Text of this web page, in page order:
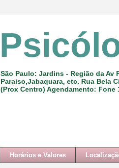
São Paulo: Jardins - Região da Av
Paraiso,Jabaquara, etc. Rua Bela
(Prox Centro) Agendamento: Fone
Horários e Valores